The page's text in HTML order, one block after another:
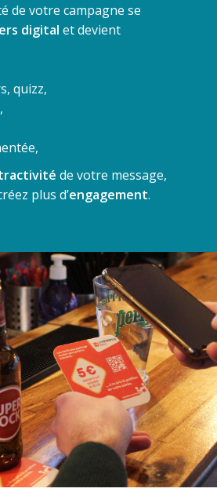
de votre campagne se
digital et devient
quizz,
de votre message,
plus d’engagement.